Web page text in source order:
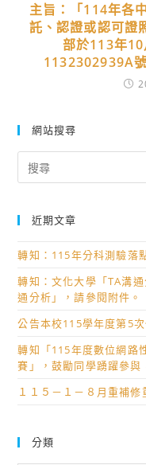
主旨：「114年各
託、認證或認可證
部於113年
1132302939A
網站搜尋
for:
近期文章
轉知：115年分科測驗落
轉知：文化大學「TA溝
通分析」，請參閱附件。
公告本校115學年度第5
轉知「115年度數位網路
賽」，鼓勵同學踴躍參與
１１５－１－８月重補修
分類